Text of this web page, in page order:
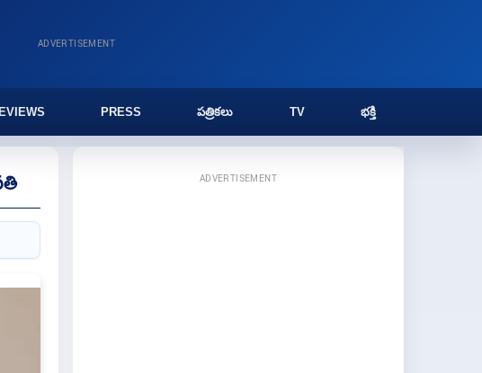
ADVERTISEMENT
PRESS పత్రికలు TV భక్తి
ADVERTISEMENT